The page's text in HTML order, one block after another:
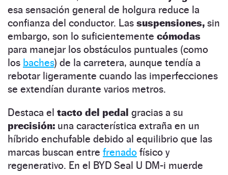
esa sensación general de holgura reduce la
confianza del conductor. Las suspensiones, sin
embargo, son lo suficientemente cómodas
para manejar los obstáculos puntuales (como
los baches) de la carretera, aunque tendía a
rebotar ligeramente cuando las imperfecciones
se extendían durante varios metros.
Destaca el tacto del pedal gracias a su
precisión: una característica extraña en un
híbrido enchufable debido al equilibrio que las
marcas buscan entre frenado físico y
regenerativo. En el BYD Seal U DM-i muerde